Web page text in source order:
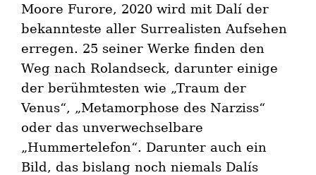
Moore Furore, 2020 wird mit Dalí der
bekannteste aller Surrealisten Aufsehen
erregen. 25 seiner Werke finden den
Weg nach Rolandseck, darunter einige
der berühmtesten wie „Traum der
Venus“, „Metamorphose des Narziss“
oder das unverwechselbare
„Hummertelefon“. Darunter auch ein
Bild, das bislang noch niemals Dalís